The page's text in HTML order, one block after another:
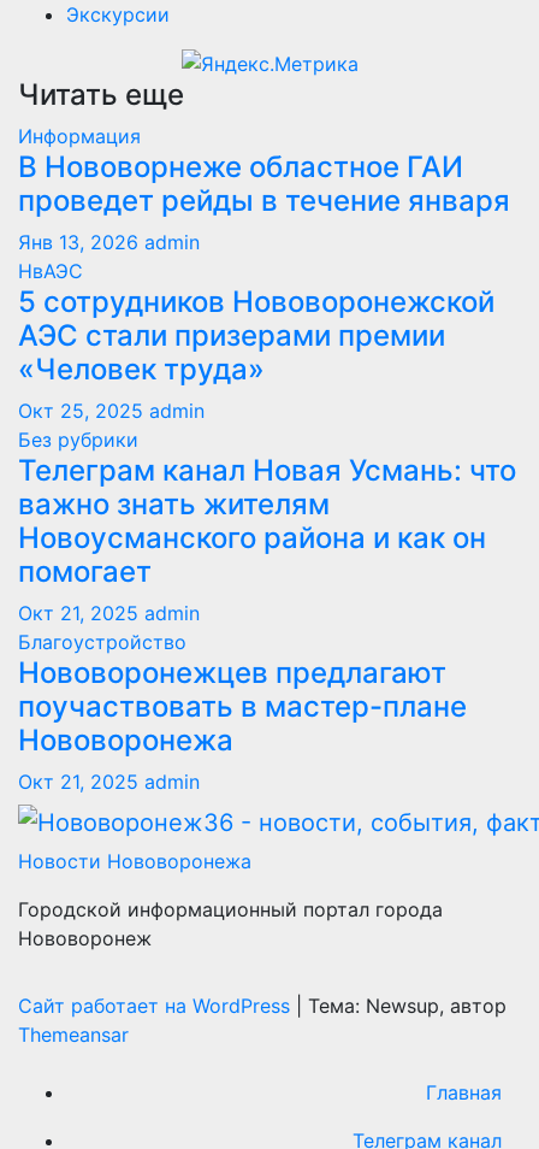
Экскурсии
Читать еще
Информация
В Нововорнеже областное ГАИ
проведет рейды в течение января
Янв 13, 2026 admin
НвАЭС
5 сотрудников Нововоронежской
АЭС стали призерами премии
«Человек труда»
Окт 25, 2025 admin
Без рубрики
Телеграм канал Новая Усмань: что
важно знать жителям
Новоусманского района и как он
помогает
Окт 21, 2025 admin
Благоустройство
Нововоронежцев предлагают
поучаствовать в мастер-плане
Нововоронежа
Окт 21, 2025 admin
Новости Нововоронежа
Городской информационный портал города
Нововоронеж
Сайт работает на WordPress
Тема: Newsup, автор
Themeansar
Главная
Телеграм канал